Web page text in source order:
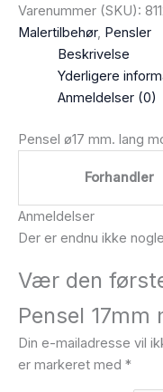
Varenummer (SKU):
Malertilbehør, Pensler
Beskrivelse
Yderligere
Anmeldelser (0)
Pensel ø17 mm. lang
Forhandler
Anmeldelser
Der er endnu ikke
Vær den
Pensel
Din e-mailadresse vil
er markeret med *